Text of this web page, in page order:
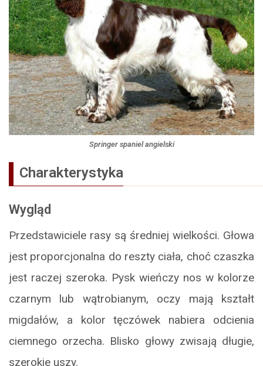
Springer spaniel angielski
Charakterystyka
Wygląd
Przedstawiciele rasy są średniej wielkości. Głowa
jest proporcjonalna do reszty ciała, choć czaszka
jest raczej szeroka. Pysk wieńczy nos w kolorze
czarnym lub wątrobianym, oczy mają kształt
migdałów, a kolor tęczówek nabiera odcienia
ciemnego orzecha. Blisko głowy zwisają długie,
szerokie uszy.